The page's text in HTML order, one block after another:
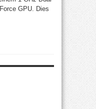
GPU. Dies